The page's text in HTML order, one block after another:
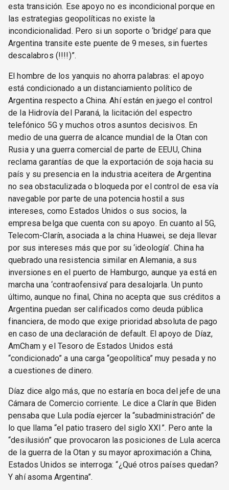
esta transición. Ese apoyo no es incondicional porque en
las estrategias geopolíticas no existe la
incondicionalidad. Pero si un soporte o ‘bridge’ para que
Argentina transite este puente de 9 meses, sin fuertes
descalabros (!!!!)”.
El hombre de los yanquis no ahorra palabras: el apoyo
está condicionado a un distanciamiento político de
Argentina respecto a China. Ahí están en juego el control
de la Hidrovía del Paraná, la licitación del espectro
telefónico 5G y muchos otros asuntos decisivos. En
medio de una guerra de alcance mundial de la Otan con
Rusia y una guerra comercial de parte de EEUU, China
reclama garantías de que la exportación de soja hacia su
país y su presencia en la industria aceitera de Argentina
no sea obstaculizada o bloqueda por el control de esa vía
navegable por parte de una potencia hostil a sus
intereses, como Estados Unidos o sus socios, la
empresa belga que cuenta con su apoyo. En cuanto al 5G,
Telecom-Clarín, asociada a la china Huawei, se deja llevar
por sus intereses más que por su ‘ideología’. China ha
quebrado una resistencia similar en Alemania, a sus
inversiones en el puerto de Hamburgo, aunque ya está en
marcha una ‘contraofensiva’ para desalojarla. Un punto
último, aunque no final, China no acepta que sus créditos a
Argentina puedan ser calificados como deuda pública
financiera, de modo que exige prioridad absoluta de pago
en caso de una declaración de default. El apoyo de Díaz,
AmCham y el Tesoro de Estados Unidos está
“condicionado” a una carga “geopolítica” muy pesada y no
a cuestiones de dinero.
Díaz dice algo más, que no estaría en boca del jefe de una
Cámara de Comercio corriente. Le dice a Clarín que Biden
pensaba que Lula podía ejercer la “subadministración” de
lo que llama “el patio trasero del siglo XXI”. Pero ante la
“desilusión” que provocaron las posiciones de Lula acerca
de la guerra de la Otan y su mayor aproximación a China,
Estados Unidos se interroga: “¿Qué otros países quedan?
Y ahí asoma Argentina”.